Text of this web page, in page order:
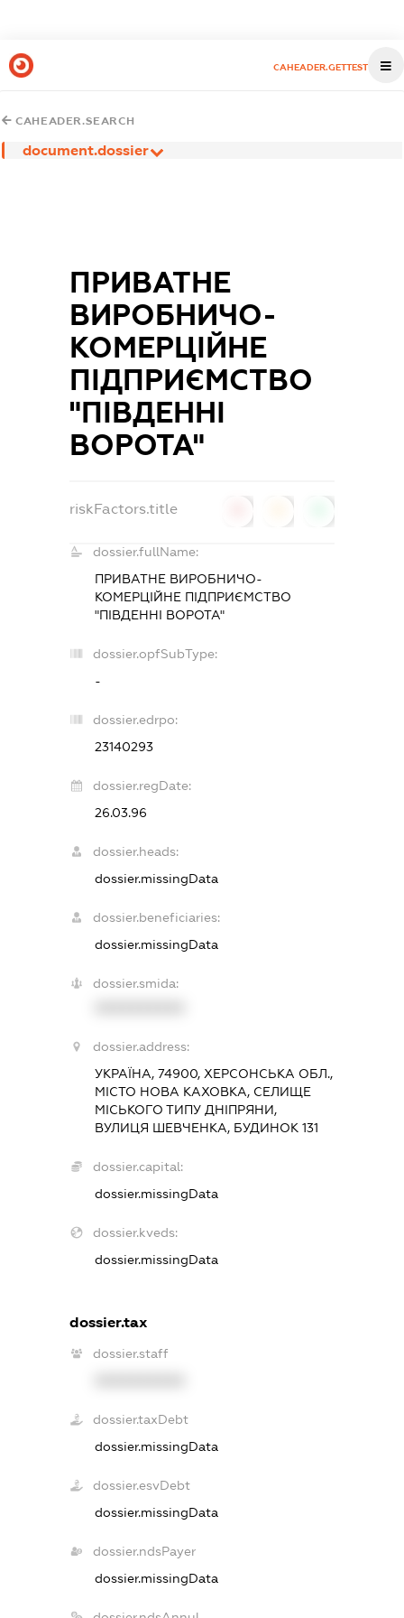
CAHEADER.GETTEST
CAHEADER.SEARCH
document.dossier
ПРИВАТНЕ
ВИРОБНИЧО-
КОМЕРЦІЙНЕ
ПІДПРИЄМСТВО
"ПІВДЕННІ
ВОРОТА"
riskFactors.title
dossier.fullName:
ПРИВАТНЕ ВИРОБНИЧО-
КОМЕРЦІЙНЕ ПІДПРИЄМСТВО
"ПІВДЕННІ ВОРОТА"
dossier.opfSubType:
-
dossier.edrpo:
23140293
dossier.regDate:
26.03.96
dossier.heads:
dossier.missingData
dossier.beneficiaries:
dossier.missingData
dossier.smida:
dossier.address:
УКРАЇНА, 74900, ХЕРСОНСЬКА ОБЛ.,
МІСТО НОВА КАХОВКА, СЕЛИЩЕ
МІСЬКОГО ТИПУ ДНІПРЯНИ,
ВУЛИЦЯ ШЕВЧЕНКА, БУДИНОК 131
dossier.capital:
dossier.missingData
dossier.kveds:
dossier.missingData
dossier.tax
dossier.staff
dossier.taxDebt
dossier.missingData
dossier.esvDebt
dossier.missingData
dossier.ndsPayer
dossier.missingData